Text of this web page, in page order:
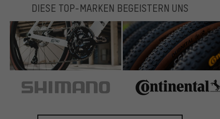
DIESE TOP-MARKEN BEGEISTERN UNS